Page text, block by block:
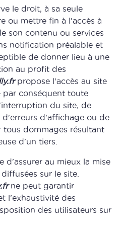
le droit, à sa seule
ou mettre fin à l'accès à
son contenu ou services
notification préalable et
de donner lieu à une
au profit des
propose l'accès au site
conséquent toute
du site, de
d'erreurs d'affichage ou de
dommages résultant
d'un tiers.
d'assurer au mieux la mise
sur le site.
ne peut garantir
l'exhaustivité des
des utilisateurs sur